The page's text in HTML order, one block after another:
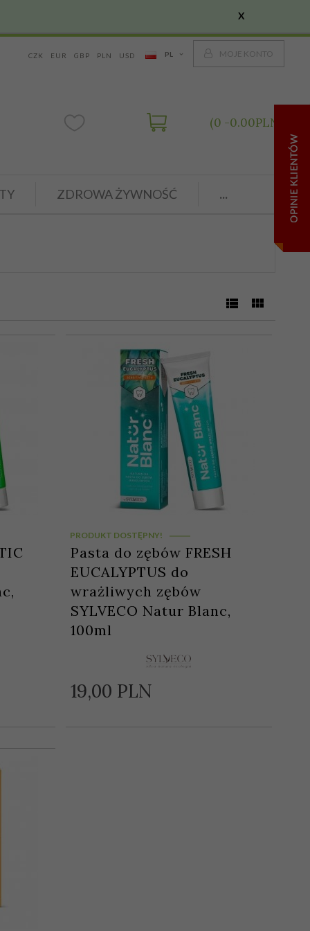
X
CZK EUR GBP PLN USD PL MOJE KONTO
0 0.00PLN
ZDROWA ŻYWNOŚĆ ...
PRODUKT DOSTĘPNY!
Pasta do zębów FRESH
EUCALYPTUS do
wrażliwych zębów
SYLVECO Natur Blanc,
100ml
19,00 PLN